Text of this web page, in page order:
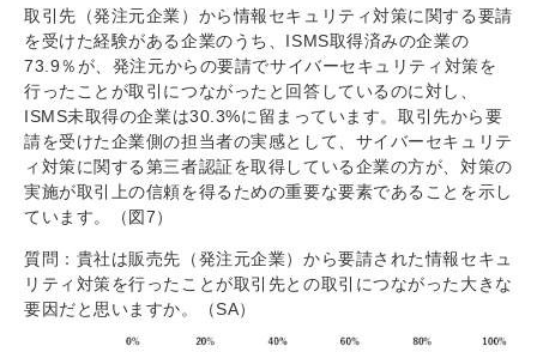
取引先（発注元企業）から情報セキュリティ対策に関する要請
を受けた経験がある企業のうち、ISMS取得済みの企業の
73.9％が、発注元からの要請でサイバーセキュリティ対策を
行ったことが取引につながったと回答しているのに対し、
ISMS未取得の企業は30.3%に留まっています。取引先から要
請を受けた企業側の担当者の実感として、サイバーセキュリテ
ィ対策に関する第三者認証を取得している企業の方が、対策の
実施が取引上の信頼を得るための重要な要素であることを示し
ています。（図7）
質問：貴社は販売先（発注元企業）から要請された情報セキュ
リティ対策を行ったことが取引先との取引につながった大きな
要因だと思いますか。（SA）